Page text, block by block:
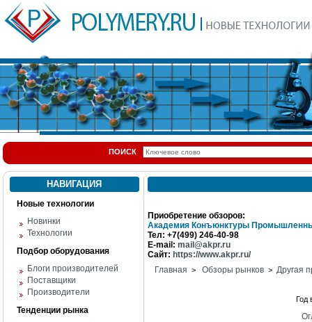
ПОИСК
НАВИГАЦИЯ
Новые технологии
Новинки
Технологии
Подбор оборудования
Блоги производителей
Поставщики
Производители
Тенденции рынка
Приобретение обзоров:
Академия Конъюнктуры
Тел: +7(499) 246-40-98
E-mail: mail@akpr.ru
Сайт: https://www.akpr.ru/
Главная > Обзоры рынков > Другая
Год